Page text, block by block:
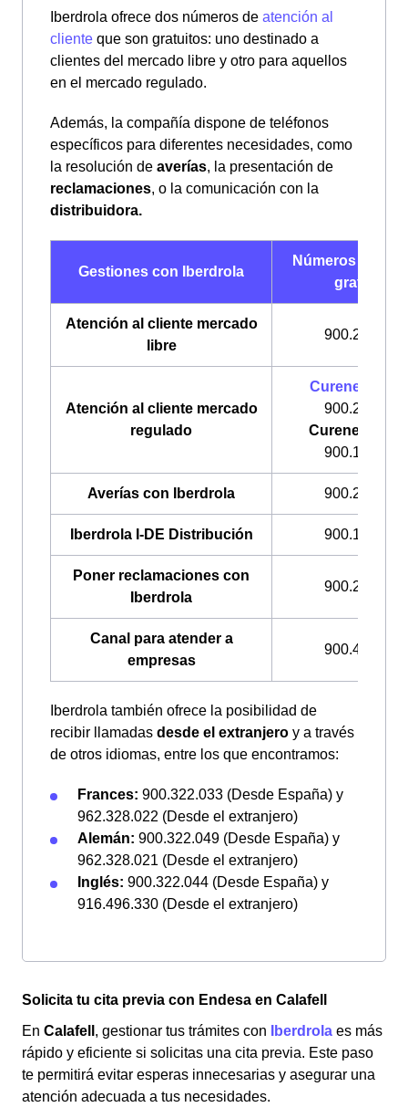
Iberdrola ofrece dos números de atención al
cliente que son gratuitos: uno destinado a
clientes del mercado libre y otro para aquellos
en el mercado regulado.
Además, la compañía dispone de teléfonos
específicos para diferentes necesidades, como
la resolución de averías, la presentación de
reclamaciones, o la comunicación con la
distribuidora.
Gestiones con Iberdrola
Números de
gratuitos
Atención al cliente mercado
libre
900.225.235
Atención al cliente mercado
regulado
Curenergía
900.200.708
Curenergía
900.100.309
Averías con Iberdrola 900.224.522
Iberdrola I-DE Distribución 900.171.171
Poner reclamaciones con
Iberdrola
900.225.235
Canal para atender a
empresas
900.400.408
Iberdrola también ofrece la posibilidad de
recibir llamadas desde el extranjero y a través
de otros idiomas, entre los que encontramos:
Frances: 900.322.033 (Desde España) y
962.328.022 (Desde el extranjero)
Alemán: 900.322.049 (Desde España) y
962.328.021 (Desde el extranjero)
Inglés: 900.322.044 (Desde España) y
916.496.330 (Desde el extranjero)
Solicita tu cita previa con Endesa en Calafell
En Calafell , gestionar tus trámites con Iberdrola es más
rápido y eficiente si solicitas una cita previa. Este paso
te permitirá evitar esperas innecesarias y asegurar una
atención adecuada a tus necesidades.